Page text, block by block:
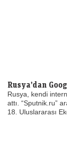
Rusya’dan
Rusya, kendi
attı. “Sputnik.ru”
18. Uluslararası